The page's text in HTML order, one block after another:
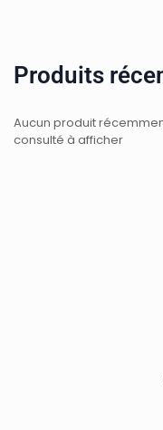
Produits
Aucun produit
consulté à afficher